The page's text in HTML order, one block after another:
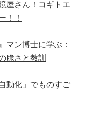
屋さん！コギトエ
！！
マン博士に学ぶ：
脆さと教訓
動化」でものすご